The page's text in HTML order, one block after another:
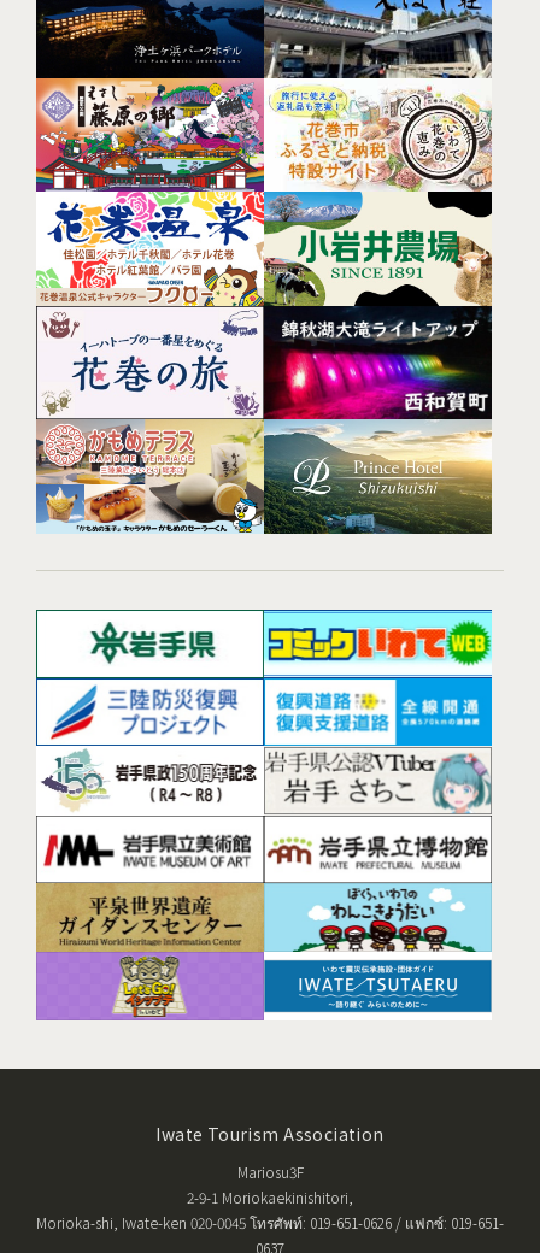
Iwate Tourism Association
Mariosu3F
2-9-1 Moriokaekinishitori,
Morioka-shi, Iwate-ken 020-0045 โทรศัพท์: 019-651-0626 / แฟกซ์: 019-651-
0637